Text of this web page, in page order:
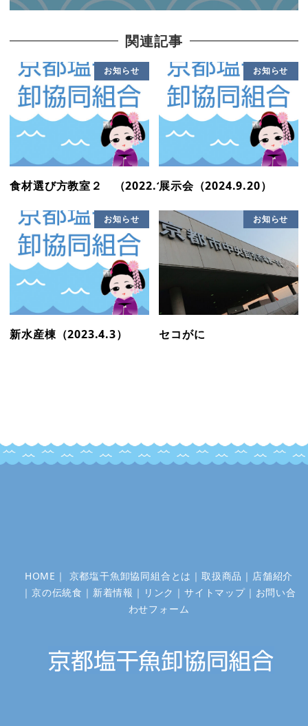
関連記事
お知らせ
食材選び方教室２ （2022.1.24）
お知らせ
展示会（2024.9.20）
お知らせ
新水産棟（2023.4.3）
お知らせ
セコがに
HOME ｜ 京都塩干魚卸協同組合とは ｜ 取扱商品 ｜ 店舗紹介
｜ 京の伝統食 ｜ 新着情報 ｜ リンク ｜サイトマップ｜ お問い合
わせフォーム